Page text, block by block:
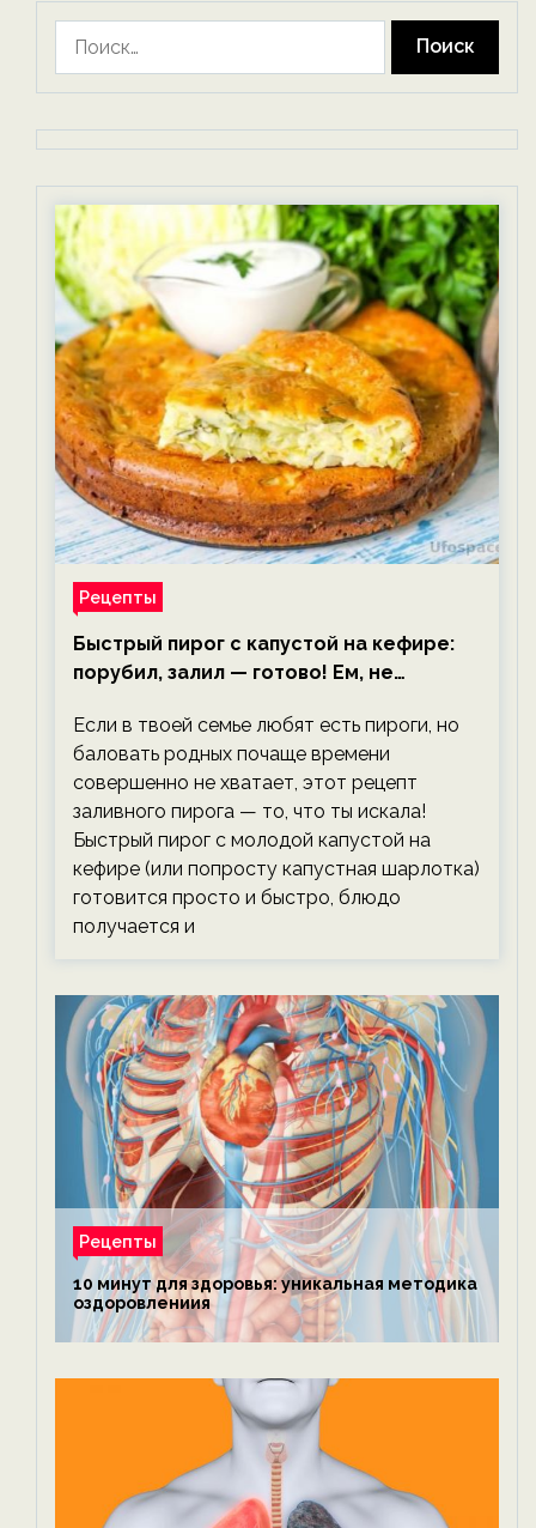
Рецепты
Быстрый пирог с капустой на кефире:
порубил, залил — готово! Ем, не
Если в твоей семье любят есть пироги, но
баловать родных почаще времени
совершенно не хватает, этот рецепт
заливного пирога — то, что ты искала!
Быстрый пирог с молодой капустой на
кефире (или попросту капустная шарлотка)
готовится просто и быстро, блюдо
получается и
Рецепты
10 минут для здоровья: уникальная методика
оздоровлениия